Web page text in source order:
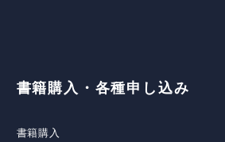
書籍購入・各種申し込み
書籍購入